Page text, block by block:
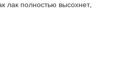
лак полностью высохнет,